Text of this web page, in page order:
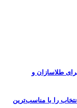
طلاسازان و
را با مناسب‌ترین